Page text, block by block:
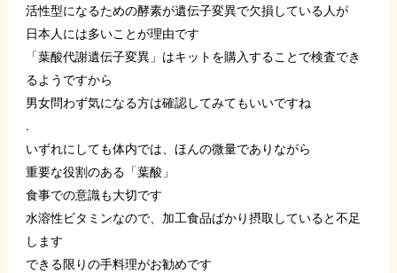
活性型になるための酵素が遺伝子変異で欠損している人が
日本人には多いことが理由です
「葉酸代謝遺伝子変異」はキットを購入することで検査でき
るようですから
男女問わず気になる方は確認してみてもいいですね
.
いずれにしても体内では、ほんの微量でありながら
重要な役割のある「葉酸」
食事での意識も大切です
水溶性ビタミンなので、加工食品ばかり摂取していると不足
します
できる限りの手料理がお勧めです